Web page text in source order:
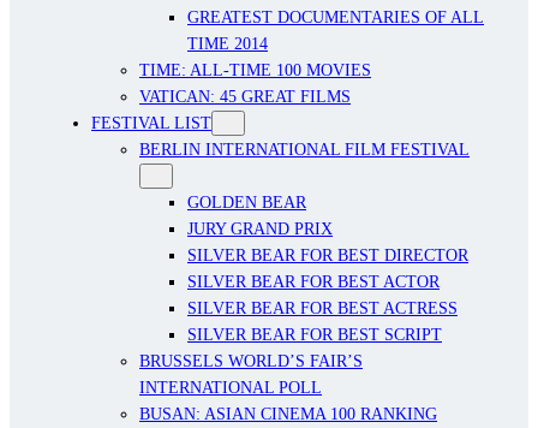
GREATEST DOCUMENTARIES OF ALL
TIME 2014
TIME: ALL-TIME 100 MOVIES
VATICAN: 45 GREAT FILMS
FESTIVAL LIST
BERLIN INTERNATIONAL FILM FESTIVAL
GOLDEN BEAR
JURY GRAND PRIX
SILVER BEAR FOR BEST DIRECTOR
SILVER BEAR FOR BEST ACTOR
SILVER BEAR FOR BEST ACTRESS
SILVER BEAR FOR BEST SCRIPT
BRUSSELS WORLD’S FAIR’S
INTERNATIONAL POLL
BUSAN: ASIAN CINEMA 100 RANKING